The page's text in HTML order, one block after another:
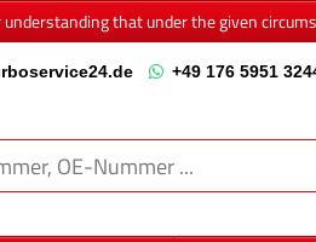
understanding that under the given
+49 176 5951